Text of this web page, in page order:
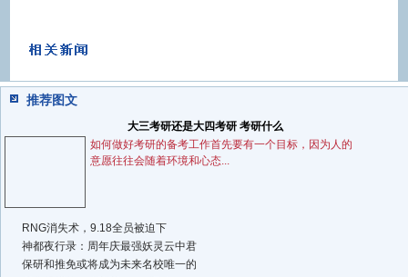
推荐图文
大三考研还是大四考研 考研什么
如何做好考研的备考工作首先要有一个目标，因为人的
意愿往往会随着环境和心态...
RNG消失术，9.18全员被迫下
神都夜行录：周年庆最强妖灵云中君
保研和推免或将成为未来名校唯一的